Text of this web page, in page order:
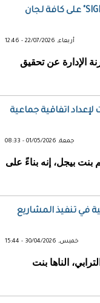
وزارة التحول الرقمي تعلن تعميم نظام "SIGMAP" على كافة لجان
أربعاء, 22/07/2026 - 12:46
الإدارة عن تحقيق
اتفاقية جماعية
جمعة, 01/05/2026 - 08:33
بنت بيجل، إنه بناءً على
في تنفيذ المشاريع
خميس, 30/04/2026 - 15:44
الناها بنت